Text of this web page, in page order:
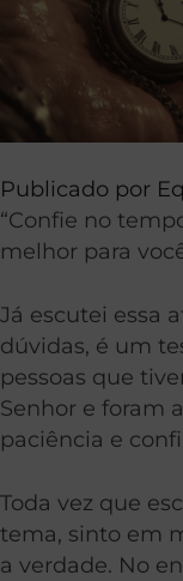
Publicado por
“Confie no
melhor para
Já escutei essa
dúvidas, é um
pessoas que
Senhor e foram
paciência e
Toda vez que
tema, sinto em
a verdade. No